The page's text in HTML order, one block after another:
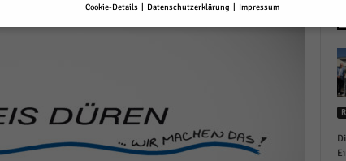
Cookie-Details Datenschutzerklärung Impressum
Datenschutzeinstellungen
Sie unter 16 Jahre alt sind und Ihre Zustimmung zu freiwilligen
Cookies und andere Technologien auf unserer Website.
während andere uns helfen, diese Website und Ihre Erfahrung
Personenbezogene Daten können verarbeitet werden (z. B. IP-
personalisierte Anzeigen und Inhalte oder Anzeigen- und
Informationen über die Verwendung Ihrer Daten finden Sie in unserer